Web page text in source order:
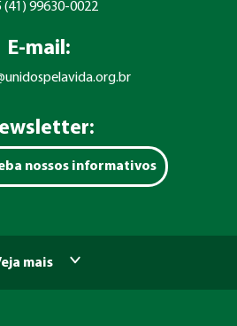
(41) 99630-0022
E-mail:
nossos informativos
mais